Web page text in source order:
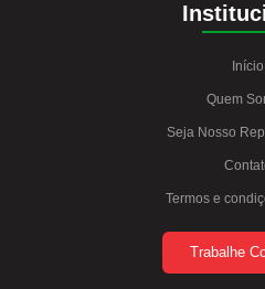
Início
Quem
Seja Nosso
Termos e
Trabalhe